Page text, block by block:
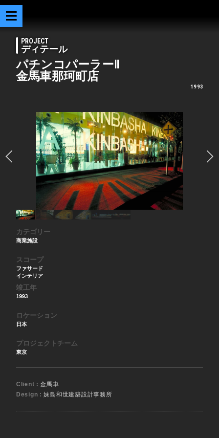
PROJECT
ディテール
パチンコパーラーⅡ
金馬車那珂町店
1993
カテゴリー
商業施設
スコープ
ファサード
インテリア
竣工年
1993
ロケーション
日本
プロジェクトチーム
東京
Client :金馬車
Design :妹島和世建築設計事務所